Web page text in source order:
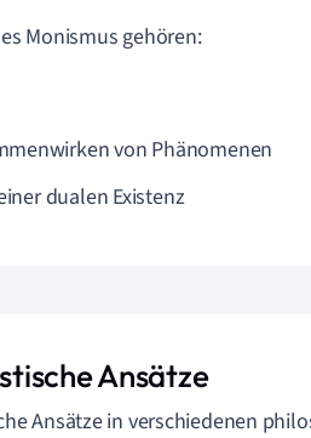
Monismus gehören:
von Phänomenen
dualen Existenz
Ansätze
Ansätze in verschiedenen